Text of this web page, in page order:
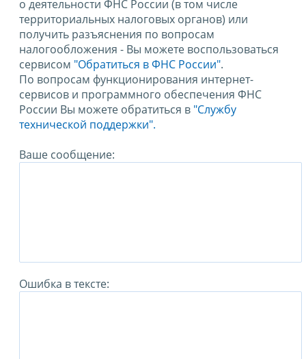
о деятельности ФНС России (в том числе
территориальных налоговых органов) или
получить разъяснения по вопросам
налогообложения - Вы можете воспользоваться
сервисом "Обратиться в ФНС России".
По вопросам функционирования интернет-
сервисов и программного обеспечения ФНС
России Вы можете обратиться в "Службу
технической поддержки".
Ваше сообщение:
Ошибка в тексте: